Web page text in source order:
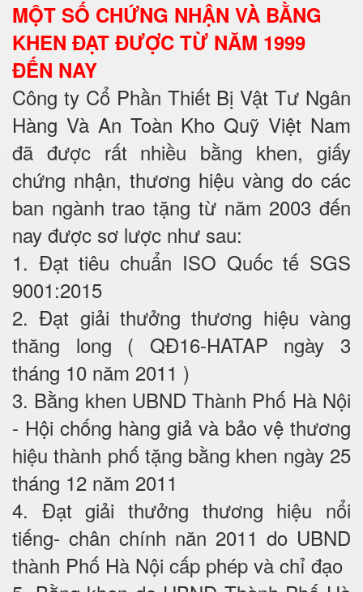
MỘT SỐ CHỨNG NHẬN VÀ BẰNG
KHEN ĐẠT ĐƯỢC TỪ NĂM 1999
ĐẾN NAY
Công ty Cổ Phần Thiết Bị Vật Tư Ngân
Hàng Và An Toàn Kho Quỹ Việt Nam
đã được rất nhiều bằng khen, giấy
chứng nhận, thương hiệu vàng do các
ban ngành trao tặng từ năm 2003 đến
nay được sơ lược như sau:
1. Đạt tiêu chuẩn ISO Quốc tế SGS
9001:2015
2. Đạt giải thưởng thương hiệu vàng
thăng long ( QĐ16-HATAP ngày 3
tháng 10 năm 2011 )
3. Bằng khen UBND Thành Phố Hà Nội
- Hội chống hàng giả và bảo vệ thương
hiệu thành phố tặng bằng khen ngày 25
tháng 12 năm 2011
4. Đạt giải thưởng thương hiệu nổi
tiếng- chân chính năn 2011 do UBND
thành Phố Hà Nội cấp phép và chỉ đạo